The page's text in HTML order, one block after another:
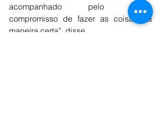
acompanhado pelo nosso
compromisso de fazer as coisas da
maneira certa”, disse.